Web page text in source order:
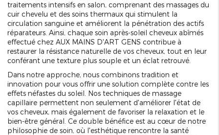
traitements intensifs en salon, comprenant des massages du
cuir chevelu et des soins thermaux qui stimulent la
circulation sanguine et améliorent la pénétration des actifs
réparateurs. Ainsi, chaque soin après-soleil cheveux abîmés
effectué chez AUX MAINS D'ART GENS contribue à
restaurer la résistance naturelle de vos cheveux, tout en leur
conférant une texture plus souple et un éclat retrouvé.
Dans notre approche, nous combinons tradition et
innovation pour vous offrir une solution complète contre les
effets néfastes du soleil. Nos techniques de massage
capillaire permettent non seulement d'améliorer l'état de
vos cheveux, mais également de favoriser la relaxation et le
bien-être général. Ce double bénéfice est au cœur de notre
philosophie de soin, où l'esthétique rencontre la santé